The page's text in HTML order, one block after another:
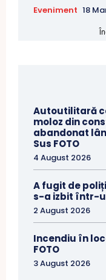
Eveniment 18
Autoutilitară
moloz din
abandonat
Sus FOTO
4 August 2026
A fugit de
s-a izbit într-
2 August 2026
Incendiu în
FOTO
3 August 2026